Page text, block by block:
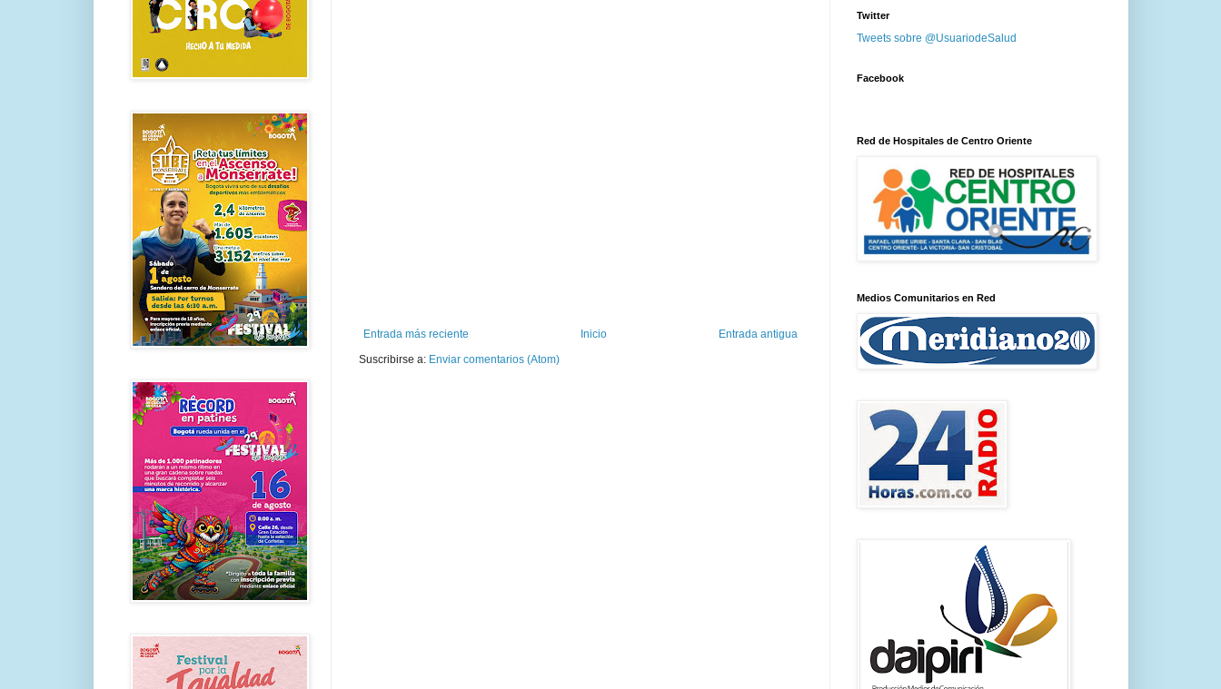
Entrada más reciente Entrada antigua
Inicio
Suscribirse a: Enviar comentarios (Atom)
Twitter
Tweets sobre @UsuariodeSalud
Facebook
Red de Hospitales de Centro Oriente
Medios Comunitarios en Red